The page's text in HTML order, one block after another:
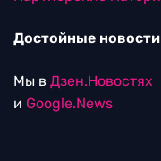
Достойные новости
Мы в Дзен.Новостях
и Google.News